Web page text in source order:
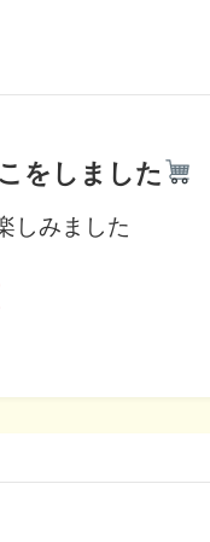
をしました
しみました